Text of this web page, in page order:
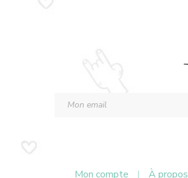
Mon compte | À propos